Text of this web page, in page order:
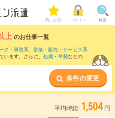
気になる! ログイン 検索
上のお仕事一覧
ク・事務系、 営業・販売・サービス系
います。さらに、 短期 ・ 単発などの期
人のみを掲載しています。
条件の変更
平均時給: 1,504 円